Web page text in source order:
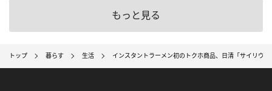
もっと見る
トップ 暮らす 生活 インスタントラーメン初のトクホ商品、日清「サイリウ